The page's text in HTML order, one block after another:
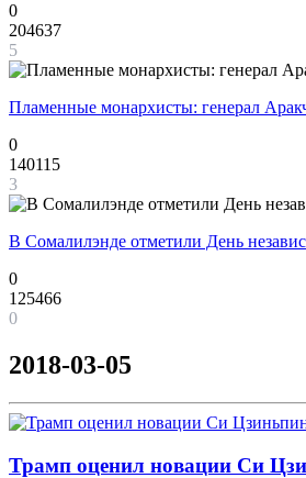
0
204637
5
Пламенные монархисты: генерал
0
140115
3
В Сомалилэнде отметили День
0
125466
0
2018-03-05
Трамп оценил новации Си